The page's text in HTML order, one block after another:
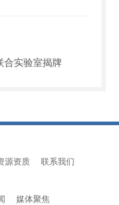
合实验室揭牌
源资质 联系我们
媒体聚焦